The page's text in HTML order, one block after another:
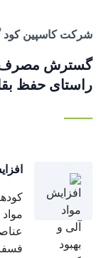
شرکت کاسپین کود
گسترش مصرف
راستای حفظ